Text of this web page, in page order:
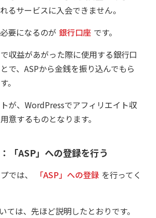
るサービスに入会できません。
要になるのが 銀行口座 です。
収益があがった際に使用する銀行口
で、ASPから金銭を振り込んでもら
。
が、WordPressでアフィリエイト収
意するものとなります。
「ASP」への登録を行う
では、 「ASP」への登録 を行ってく
ては、先ほど説明したとおりです。